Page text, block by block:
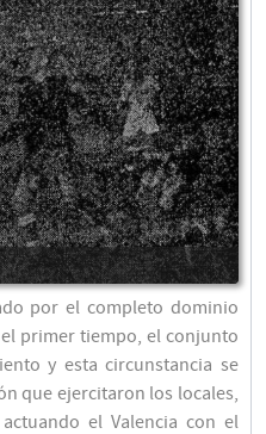
por el completo dominio
primer tiempo, el conjunto
y esta circunstancia se
que ejercitaron los locales,
el Valencia con el